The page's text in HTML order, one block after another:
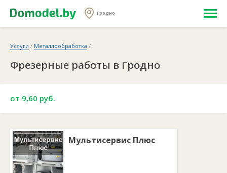
Гродно
Услуги / Металлообработка /
Фрезерные работы в Гродно
от 9,60 руб.
Мультисервис Плюс